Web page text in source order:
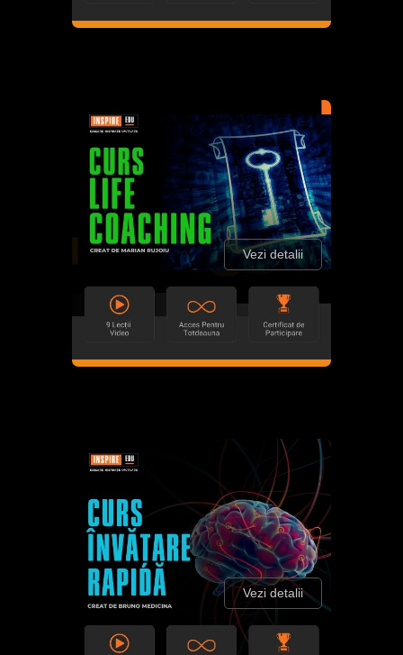
Vezi detalii
Vezi detalii